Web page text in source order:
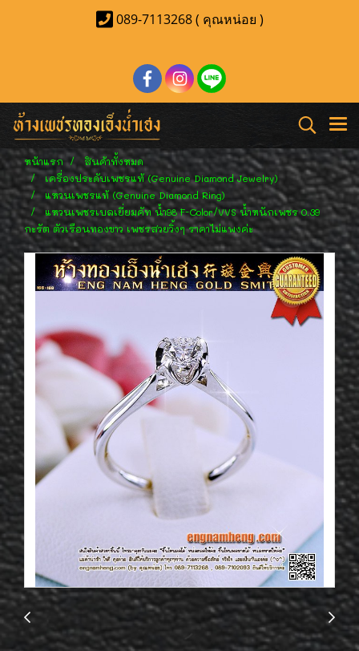
089-7113268 ( คุณหน่อย )
หน้าแรก
สินค้าทั้งหมด
เครื่องประดับเพชรแท้ (Genuine Diamond Jewelry)
แหวนเพชรแท้ (Genuine Diamond Ring)
แหวนเพชรเบลเยี่ยมคัท น้ำ98 F-Color/VVS น้ำหนักเพชร 0.39
กะรัต ตัวเรือนทองขาว เพชรสวยวิ้งๆ ราคาไม่แพงค่ะ